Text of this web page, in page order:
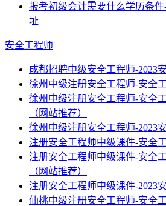
报考初级会计需要什么学历条
址
安全工程师
成都招聘中级安全工程师-2023
徐州中级注册安全工程师-安全
徐州中级注册安全工程师-安全
（网站推荐）
徐州中级注册安全工程师-2023
注册安全工程师中级课件-安全
注册安全工程师中级课件-安全
（网站推荐）
注册安全工程师中级课件-2023
仙桃中级注册安全工程师-安全